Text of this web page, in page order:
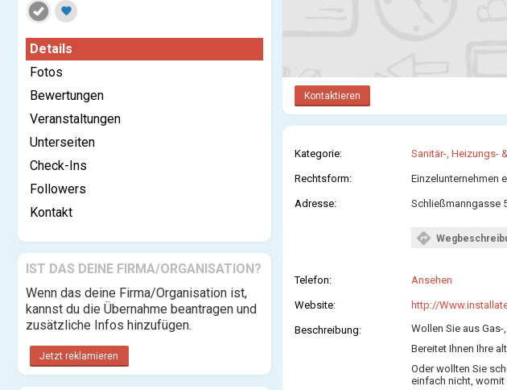
favorite
Details
Fotos
Bewertungen
Veranstaltungen
Unterseiten
Check-Ins
Followers
Kontakt
IST DAS DEINE FIRMA/ORGANISATION?
Wenn das deine Firma/Organisation ist,
kannst du die Übernahme beantragen und
zusätzliche Infos hinzufügen.
Jetzt reklamieren
Kontaktieren
Kategorie: Sanitär-, Heizungs-
Rechtsform: Einzelunternehmen
Adresse: Schließmanngasse
directions
Telefon: Ansehen
Website: http://
Beschreibung:
Wollen Sie aus
Bereitet Ihnen Ihre
Oder wollten Sie
einfach nicht, womit